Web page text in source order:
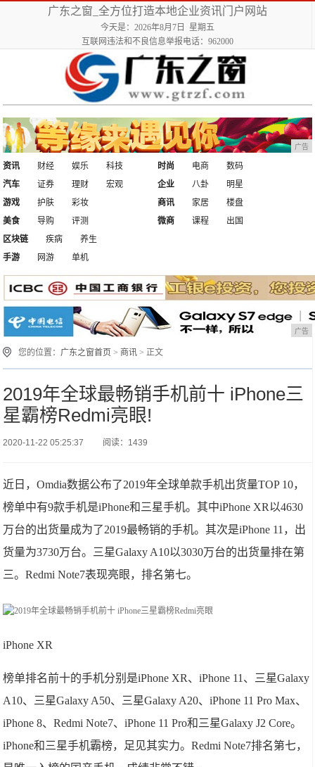
广东之窗_全方位打造本地企业资讯门户网站
今天是：2026年8月7日 星期五
互联网违法和不良信息举报电话：962000
广告
资讯 财经 娱乐
科技
汽车
证券 理财 宏观
时尚 电商
数码
企业
八卦
明星
游戏
护肤
彩妆
美食
导购 评测
商讯 家居
楼盘
微商
课程
出国
区块链
疾病
养生
手游
网游 单机
广告
您的位置： 广东之窗首页 > 商讯 > 正文
2019年全球最畅销手机前十 iPhone三
星霸榜Redmi亮眼!
2020-11-22 05:25:37 阅读：1439
近日，Omdia数据公布了2019年全球单款手机出货量TOP 10，
榜单中有9款手机是iPhone和三星手机。其中iPhone XR以4630
万台的出货量成为了2019最畅销的手机。其次是iPhone 11，出
货量为3730万台。三星Galaxy A10以3030万台的出货量排在第
三。Redmi Note7表现亮眼，排名第七。
iPhone XR
榜单排名前十的手机分别是iPhone XR、iPhone 11、三星Galaxy
A10、三星Galaxy A50、三星Galaxy A20、iPhone 11 Pro Max、
iPhone 8、Redmi Note7、iPhone 11 Pro和三星Galaxy J2 Core。
iPhone和三星手机霸榜，足见其实力。Redmi Note7排名第七，